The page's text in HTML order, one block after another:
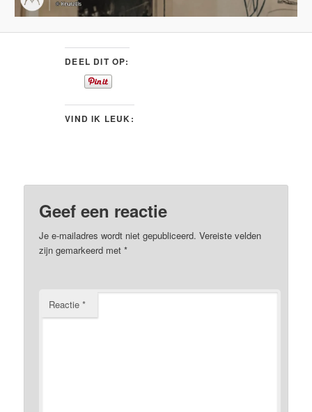
DEEL DIT OP:
VIND IK LEUK:
Geef een reactie
Je e-mailadres wordt niet gepubliceerd. Vereiste velden
zijn gemarkeerd met*
Reactie*